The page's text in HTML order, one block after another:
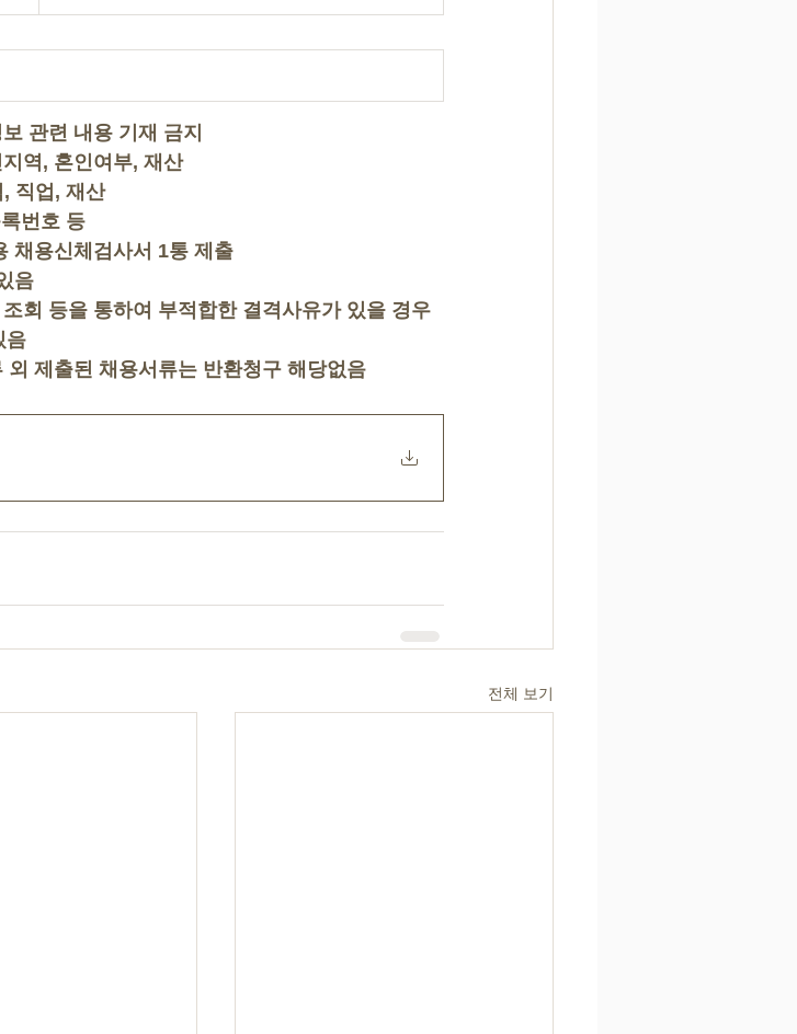
관련 내용 기재 금지
역, 혼인여부, 재산
직업, 재산
번호 등
채용신체검사서 1통 제출
음
회 등을 통하여 부적합한 결격사유가 있을 경우
음
제출된 채용서류는 반환청구 해당없음
전체 보기